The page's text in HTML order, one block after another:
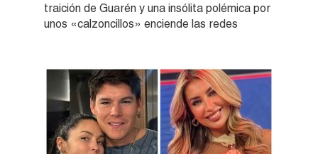
traición de Guarén y una insólita polémica por
unos «calzoncillos» enciende las redes